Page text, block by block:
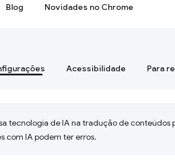
Blog Novidades no Chrome
Acessibilidade Para
tecnologia de IA na tradução de conteúdos
com IA podem ter erros.